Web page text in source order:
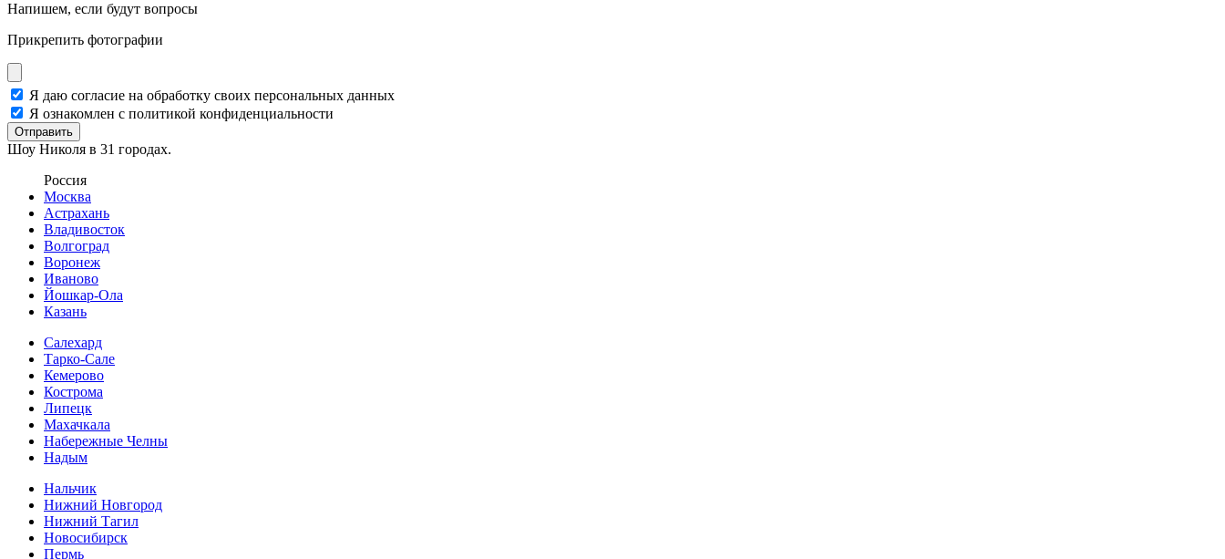
Напишем, если будут вопросы
Прикрепить фотографии
Я даю согласие на обработку своих персональных данных
Я ознакомлен с политикой конфиденциальности
Отправить
Шоу Николя в 31 городах.
Россия
Москва
Астрахань
Владивосток
Волгоград
Воронеж
Иваново
Йошкар-Ола
Казань
Салехард
Тарко-Сале
Кемерово
Кострома
Липецк
Махачкала
Набережные Челны
Надым
Нальчик
Нижний Новгород
Нижний Тагил
Новосибирск
Пермь